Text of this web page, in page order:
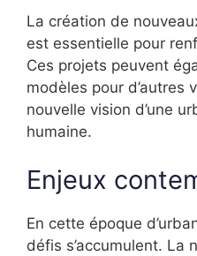
La création de
est essentielle pour
Ces projets peuvent
modèles pour d’autres
nouvelle vision d’une
humaine.
Enjeux
En cette époque
défis s’accumulent. La